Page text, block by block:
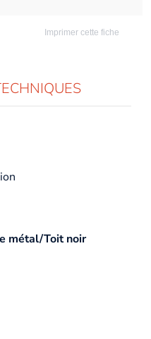
Imprimer cette fiche
métal/Toit noir